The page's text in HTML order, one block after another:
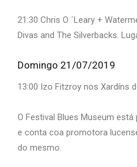
21:30 Chris O ´Leary +
Divas and The Silverbacks.
Domingo 21/07/2019
13:00 Izo Fitzroy nos Xardíns
O Festival Blues Museum
e conta coa promotora
do mesmo.